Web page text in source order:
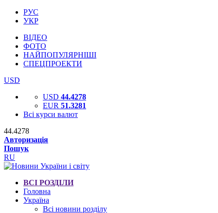
РУС
УКР
ВІДЕО
ФОТО
НАЙПОПУЛЯРНІШІ
СПЕЦПРОЕКТИ
USD
USD 44.4278
EUR 51.3281
Всі курси валют
44.4278
Авторизація
Пошук
RU
ВСІ РОЗДІЛИ
Головна
Україна
Всі новини розділу